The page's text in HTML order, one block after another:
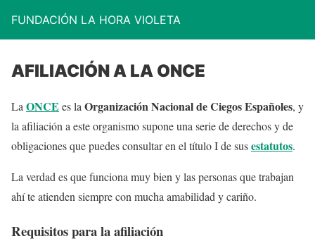
FUNDACIÓN LA HORA VIOLETA
AFILIACIÓN A LA ONCE
La ONCE es la Organización Nacional de Ciegos Españoles, y
la afiliación a este organismo supone una serie de derechos y de
obligaciones que puedes consultar en el título I de susestatutos.
La verdad es que funciona muy bien y las personas que trabajan
ahí te atienden siempre con mucha amabilidad y cariño.
Requisitos para la afiliación